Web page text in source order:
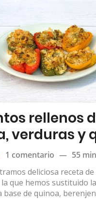
rellenos
verduras y
1 comentario — 55
deliciosa receta
que hemos sustituido
base de quinoa,